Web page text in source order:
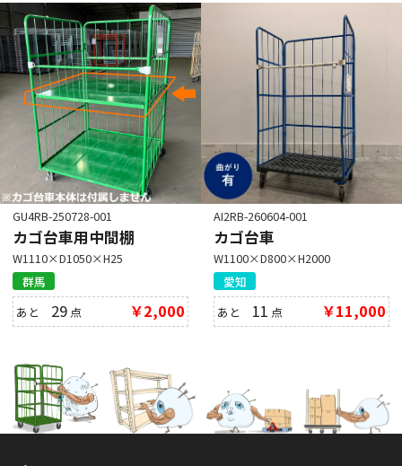
GU4RB-250728-001
カゴ台車用中間棚
W1110×D1050×H25
群馬
あと 29 点 ￥2,000
AI2RB-260604-001
カゴ台車
W1100×D800×H2000
愛知
あと 11 点 ￥11,000